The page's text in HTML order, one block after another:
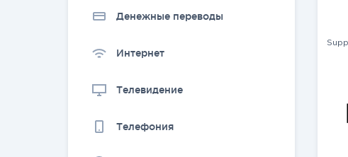
Денежные переводы
Интернет
Телевидение
Телефония